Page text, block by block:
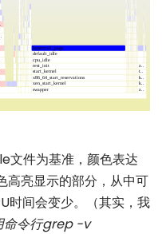
文件为基准，颜色表达
高亮显示的部分，从中可
时间会变少。（其实，我
命令行grep -v